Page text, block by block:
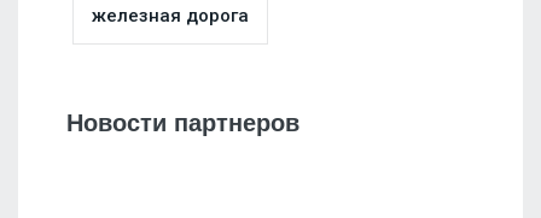
железная дорога
Новости партнеров